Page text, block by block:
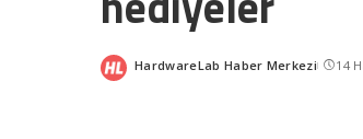
Posted
HardwareLab Haber Merkezi 14